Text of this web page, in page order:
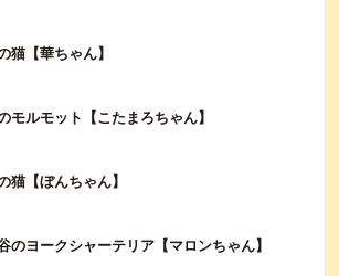
猫【華ちゃん】
モルモット【こたまろちゃん】
猫【ぼんちゃん】
のヨークシャーテリア【マロンちゃん】